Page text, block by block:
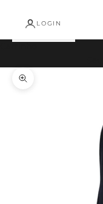
LOGIN
Zoom na imagem